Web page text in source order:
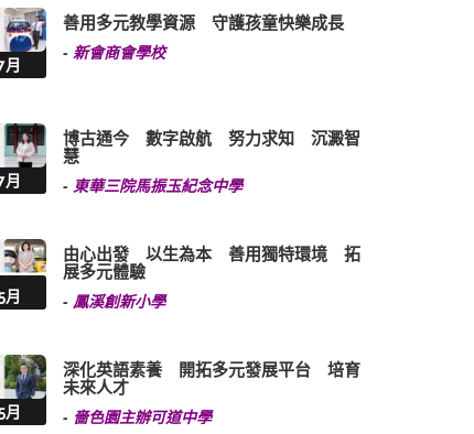
月
善用多元教學資源 守護孩童快樂成長
-新會商會學校
月
博古通今 數字啟航 努力求知 沉澱智
慧
-東華三院馬振玉紀念中學
月
由心出發 以生為本 善用獨特環境 拓
展多元體驗
-鳳溪創新小學
月
深化英語素養 開拓多元發展平台 培育
未來人才
- 嗇色園主辦可道中學